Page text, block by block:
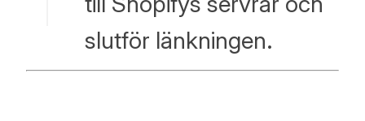
slutför länkningen.